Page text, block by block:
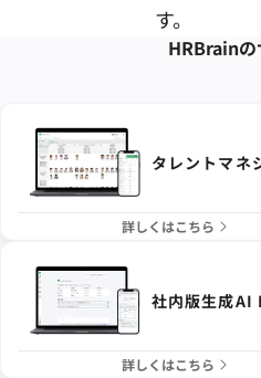
す。
HRBrainの
タレントマネ
詳しくはこちら
社内版生成AI
詳しくはこちら